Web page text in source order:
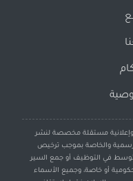
مستقلة مخصصة لنشر
والخاصة بموجب ترخيص
في التوظيف أو جمع السير
أو خاصة، وجميع الأسماء